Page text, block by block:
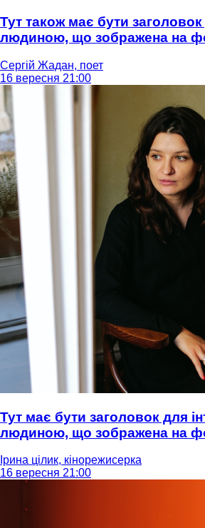
Тут також має бути
людиною, що зображена на
Сергій Жадан, поет
16 вересня 21:00
Тут має бути заголовок для
людиною, що зображена на
Ірина цілик, кінорежисерка
16 вересня 21:00